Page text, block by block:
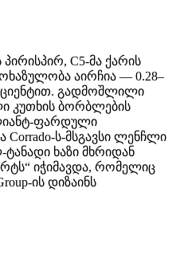
C5-მა ქარის
აირჩია — 0.28–
გადმოშლილი
კუთხის ბორბლების
ფარდული
Corrado-ს-მსგავსი ლენჩლი
ხაზი მხრიდან
იჭიმავდა, რომელიც
ის დიზაინს